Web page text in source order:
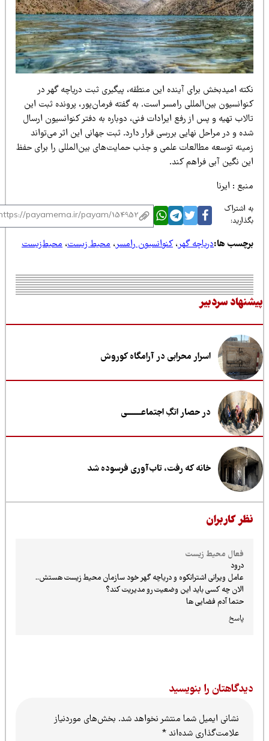
امیدبخش برای آینده این منطقه، پیگیری ثبت دریاچه گهر در
بین‌المللی رامسر است. به گفته فرمان‌پور، پرونده ثبت این
تهیه و پس از رفع ایرادات فنی، دوباره به دفتر کنوانسیون ارسال
و در مراحل نهایی بررسی قرار دارد. ثبت جهانی این اثر می‌تواند
توسعه مطالعات علمی و جذب حمایت‌های بین‌المللی را برای حفظ
نگین آبی فراهم کند.
: ایرنا
اشتراک
ها:دریاچه گهر،کنوانسیون رامسر،محیط زیست،محیط‌زیست
سردبیر
اسرار محرابی در آرامگاه کوروش
در حصار انگِ اجتماعــــــــی
خانه که رفت، تاب‌آوری فرسوده شد
کاربران
فعال محیط زیست
عامل ویرانی اشترانکوه و دریاچه گهر خود سازمان محیط زیست هستش..
الان چه کسی باید این وضعیت رو مدیریت کند؟
حتما آدم فضایی ها
را بنویسید
نشانی ایمیل شما منتشر نخواهد شد.بخش‌های موردنیاز
علامت‌گذاری شده‌اند*